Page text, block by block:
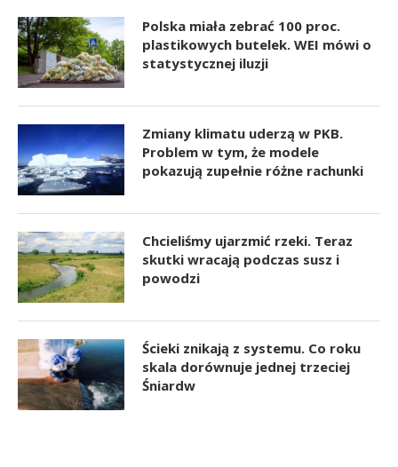
Polska miała zebrać 100 proc.
plastikowych butelek. WEI mówi o
statystycznej iluzji
Zmiany klimatu uderzą w PKB.
Problem w tym, że modele
pokazują zupełnie różne rachunki
Chcieliśmy ujarzmić rzeki. Teraz
skutki wracają podczas susz i
powodzi
Ścieki znikają z systemu. Co roku
skala dorównuje jednej trzeciej
Śniardw